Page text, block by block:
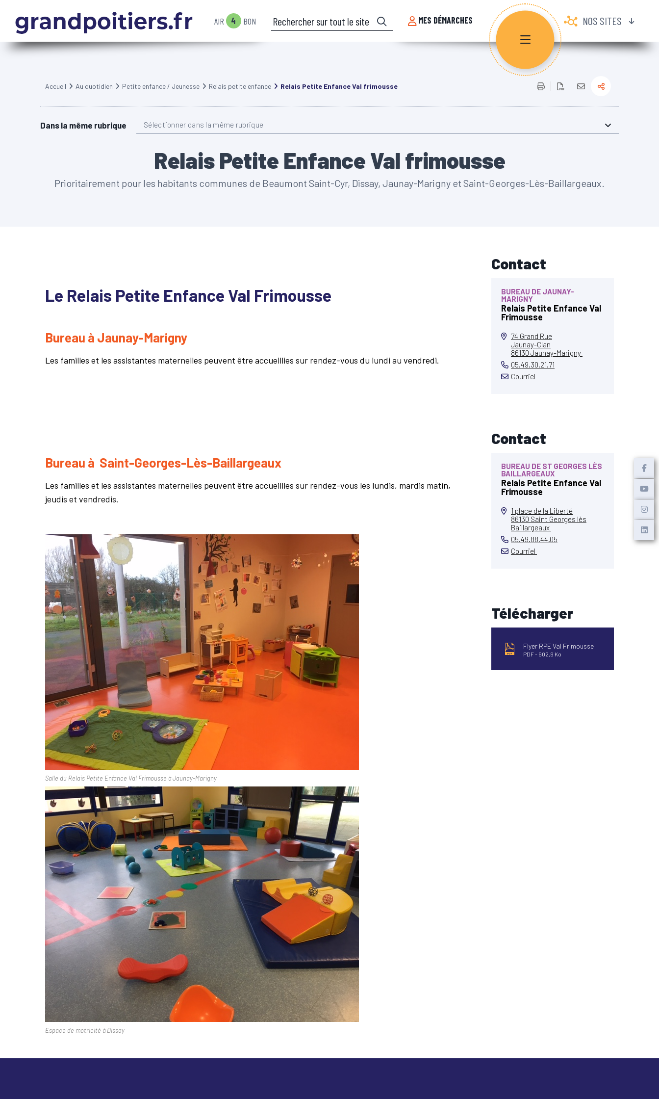
AIR 4 BON Rechercher sur tout le site MES DÉMARCHES NOS SITES
Accueil Au quotidien Petite enfance / Jeunesse Relais petite enfance Relais Petite Enfance Val frimousse
Dans la même rubrique Sélectionner dans la même rubrique
Relais Petite Enfance Val frimousse
Prioritairement pour les habitants communes de Beaumont Saint-Cyr, Dissay, Jaunay-Marigny et Saint-Georges-Lès-Baillargeaux.
Le Relais Petite Enfance Val Frimousse
Bureau à Jaunay-Marigny
Les familles et les assistantes maternelles peuvent être accueillies sur rendez-vous du lundi au vendredi.
Bureau à Saint-Georges-Lès-Baillargeaux
Les familles et les assistantes maternelles peuvent être accueillies sur rendez-vous les lundis, mardis matin,
jeudis et vendredis.
Salle du Relais Petite Enfance Val Frimousse à Jaunay-Marigny
Espace de motricité à Dissay
Contact
BUREAU DE JAUNAY-
MARIGNY
Relais Petite Enfance Val
Frimousse
74 Grand Rue
Jaunay-Clan
86130 Jaunay-Marigny
05.49.30.21.71
Courriel
Contact
BUREAU DE ST GEORGES LÈS
BAILLARGEAUX
Relais Petite Enfance Val
Frimousse
1 place de la Liberté
86130 Saint Georges lès
Baillargeaux
05.49.88.44.05
Courriel
Télécharger
Flyer RPE Val Frimousse
PDF 602,9 Ko